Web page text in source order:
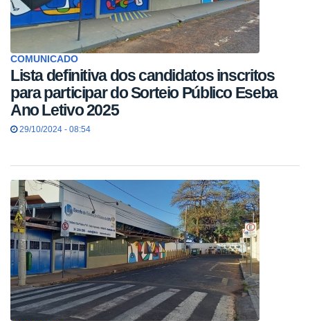
COMUNICADO
Lista definitiva dos candidatos inscritos
para participar do Sorteio Público Eseba
Ano Letivo 2025
29/10/2024 - 08:54